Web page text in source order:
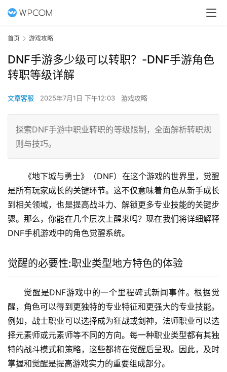
首页 游戏攻略
DNF手游多少级可以转职？-DNF手游角色
转职等级详解
文章客服 2025年7月1日 下午12:03 游戏攻略
探索DNF手游中职业转职的等级限制，全面解析转职规
则与技巧。
《地下城与勇士》（DNF）在这个游戏的世界里，觉醒
是所有玩家成长的关键环节。这不仅意味着角色从新手成长
到相关领域，也是提高战斗力、解锁更多专业技能的关键步
骤。那么，你能在几个层次上醒来吗？现在我们将详细解释
DNF手机游戏中的角色觉醒系统。
觉醒的必要性:职业类型地方特色的体验
觉醒是DNF游戏中的一个里程碑式新闻事件。根据觉
醒，角色可以得到更独特的专业特征和更强大的专业技能。
例如，战士职业可以选择成为狂战或剑神，法师职业可以选
择元素师或元素师等不同的方向。每一种职业类型都有其独
特的战斗模式和策略，这些都将在觉醒后呈现。因此，及时
掌握和觉醒是提高游戏实力的重要组成部分。